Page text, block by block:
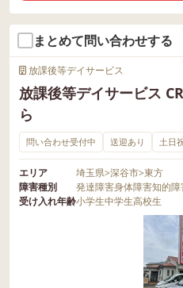
まとめて問い合わせする
放課後等デイサービス
放課後等デイサービス
ら
問い合わせ受付中 送迎あり 土日
エリア 埼玉県>深谷市>東方
障害種別
発達障害身体障害知的障
受け入れ年齢小学生中学生高校生